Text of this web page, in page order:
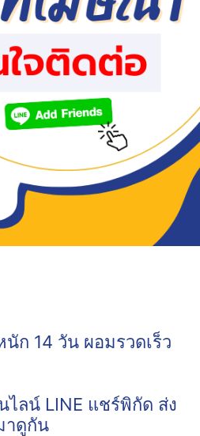
ก 14 วัน ผอมรวดเร็ว
ไลน์ LINE แชร์พิกัด ส่ง
าดูกัน